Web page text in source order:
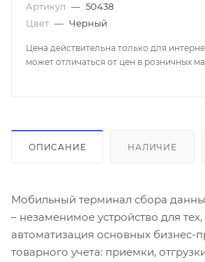
Артикул — 50438
Цвет — Черный
Цена действительна только для
может отличаться от цен в розничных
ОПИСАНИЕ НАЛИЧИЕ
Мобильный терминал сбора
– незаменимое устройство для
автоматизация основных бизнес-
товарного учета: приемки,